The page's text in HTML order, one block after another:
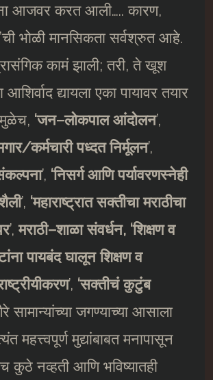
आजवर करत आली….. कारण,
भोळी मानसिकता सर्वश्रुत आहे.
कामं झाली; तरी, ते खूश
आशिर्वाद द्यायला एका पायावर तयार
‘जन–लोकपाल आंदोलन’,
/कर्मचारी पध्दत निर्मूलन’,
’, ‘निसर्ग आणि पर्यावरणस्नेही
’, ‘महाराष्ट्रात सक्तीचा मराठीचा
’,मराठी–शाळा संवर्धन, ‘शिक्षण व
पायबंद घालून शिक्षण व
’, ‘सक्तीचं कुटुंब
सामान्यांच्या जगण्याच्या आसाला
महत्त्वपूर्ण मुद्यांबाबत मनापासून
कुठे नव्हती आणि भविष्यातही